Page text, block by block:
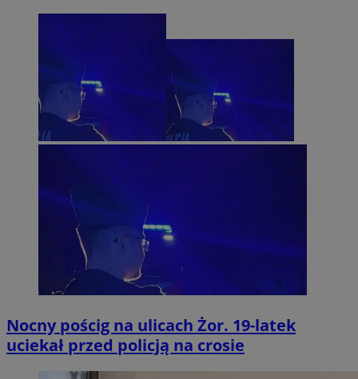
Nocny pościg na ulicach Żor. 19-latek
uciekał przed policją na crosie